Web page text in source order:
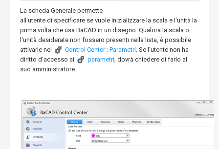
La scheda Generale permette
all'utente di specificare se vuole inizializzare la scala e l'unità la
prima volta che usa BaCAD in un disegno. Qualora la scala o
l'unità desiderate non fossero presenti nella lista, è possibile
attivarle nei
Control Center : Parametri . Se l'utente non ha
diritto d'accesso ai
parametri , dovrà chiedere di farlo al
suo amministratore.